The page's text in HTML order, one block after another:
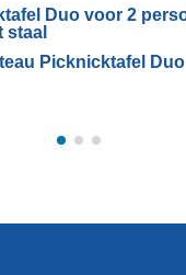
Picknicktafel Duo